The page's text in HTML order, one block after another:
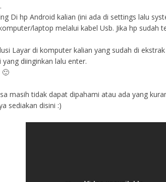
Di hp Android kalian (ini ada di settings lalu
laptop melalui kabel Usb. Jika hp sudah
Layar di komputer kalian yang sudah di
diinginkan lalu enter.
🙂
masih tidak dapat dipahami atau ada yang
sediakan disini :)